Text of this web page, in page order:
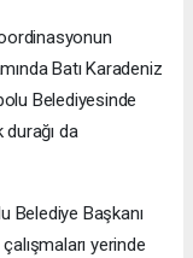
Batı Karadeniz
Belediyesinde
da
Belediye Başkanı
yerinde